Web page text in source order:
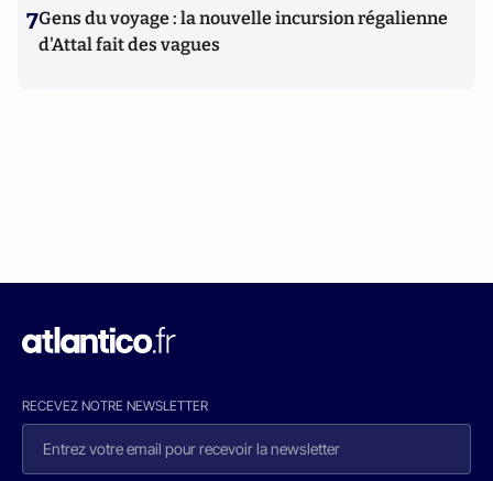
7Gens du voyage : la nouvelle incursion régalienne
d'Attal fait des vagues
RECEVEZ NOTRE NEWSLETTER